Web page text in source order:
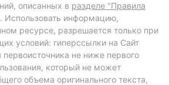
описанных в разделе "Правила
. Использовать информацию,
ресурсе, разрешается только при
условий: гиперссылки на Сайт
первоисточника не ниже первого
который не может
объема оригинального текста,